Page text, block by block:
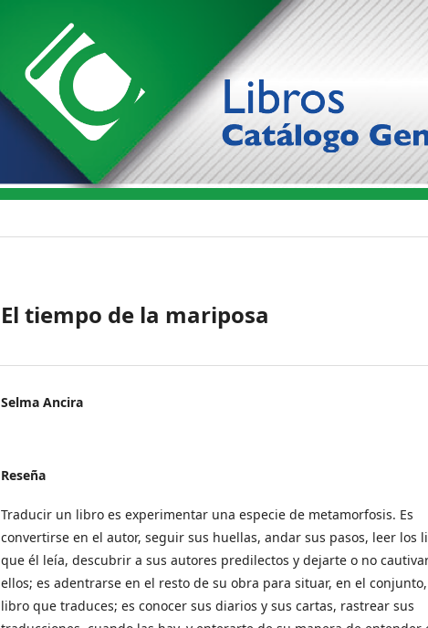
El tiempo de la mariposa
Selma Ancira
Reseña
Traducir un libro es experimentar una especie de metamorfosis. Es
convertirse en el autor, seguir sus huellas, andar sus pasos, leer los
que él leía, descubrir a sus autores predilectos y dejarte o no
ellos; es adentrarse en el resto de su obra para situar, en el
libro que traduces; es conocer sus diarios y sus cartas, rastrear sus